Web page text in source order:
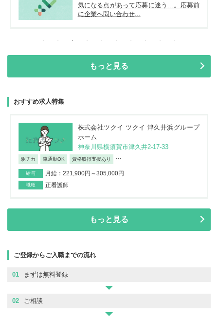
気になる点があって応募に迷う…。応募前
に企業へ問い合わせ...
もっと見る
おすすめ求人特集
株式会社ツクイ ツクイ 津久井浜グループ
ホーム
神奈川県横須賀市津久井2-17-33
駅チカ 車通勤OK 資格取得支援あり
給与 月給：221,900円～305,000円
職種 正看護師
もっと見る
ご登録からご入職までの流れ
01 まずは無料登録
02 ご相談